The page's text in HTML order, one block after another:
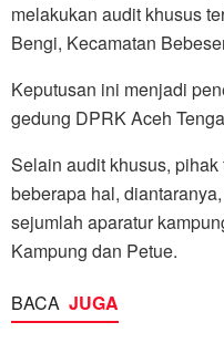
melakukan audit khusus
Bengi, Kecamatan
Keputusan ini menjadi
gedung DPRK Aceh
Selain audit khusus,
beberapa hal,
sejumlah aparatur
Kampung dan Petue.
BACA JUGA